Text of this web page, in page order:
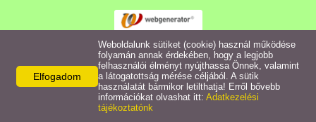
Kistérségi díjátadó
Galéria
Elfogadom
Weboldalunk sütiket (cookie) használ működése
folyamán annak érdekében, hogy a legjobb
felhasználói élményt nyújthassa Önnek, valamint
a látogatottság mérése céljából. A sütik
használatát bármikor letilthatja! Erről bővebb
információkat olvashat itt: Adatkezelési
tájékoztatónk